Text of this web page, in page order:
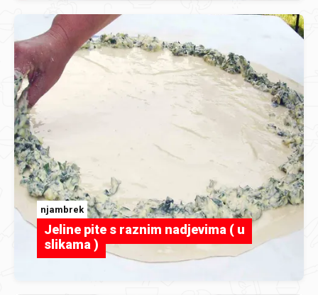
njambrek
Jeline pite s raznim nadjevima ( u
slikama )